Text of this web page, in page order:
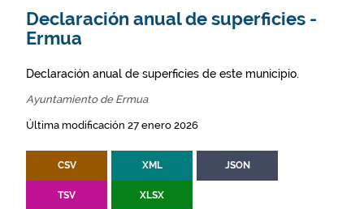
Declaración anual de superficies -
Ermua
Declaración anual de superficies de este municipio.
Ayuntamiento de Ermua
Última modificación 27 enero 2026
CSV XML JSON
TSV XLSX